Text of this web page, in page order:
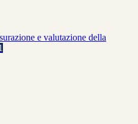
e valutazione della